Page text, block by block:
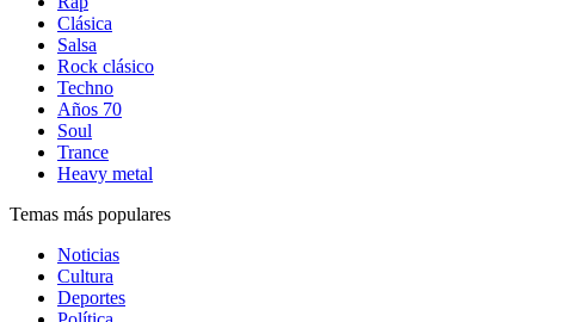
Clásica
Salsa
Rock clásico
Techno
Años 70
Soul
Trance
Heavy metal
Temas más populares
Noticias
Cultura
Deportes